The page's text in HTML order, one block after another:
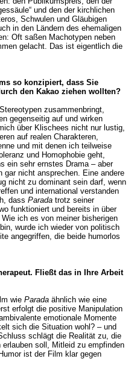
und den der kirchlichen
Schwulen und Gläubigen
in den Ländern des ehemaligen
Oft saßen Machotypen neben
gelacht. Das ist eigentlich die
so konzipiert, dass Sie
den Kakao ziehen wollten?
zusammenbringt,
gegenseitig auf und wirken
über Klischees nicht nur lustig,
auf realen Charakteren,
und mit denen ich teilweise
und Homophobie geht,
ein sehr ernstes Drama – aber
nicht ansprechen. Eine andere
nicht zu dominant sein darf, wenn
und international verstanden
dass Paradatrotz seiner
funktioniert und bereits in über
ich es von meiner bisherigen
wurde ich wieder von politisch
angegriffen, die beide humorlos
Fließt das in Ihre Arbeit
wie Paradaähnlich wie eine
erfolgt die positive Manipulation
emotionale Momente
sich die Situation wohl? – und
schlägt die Realität zu, die
soll, Mitleid zu empfinden
ist der Film klar gegen